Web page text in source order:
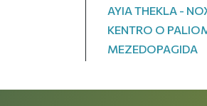
ΑΥΙΑ THEKLA -
KENTRO O
MEZEDOPAGIDA